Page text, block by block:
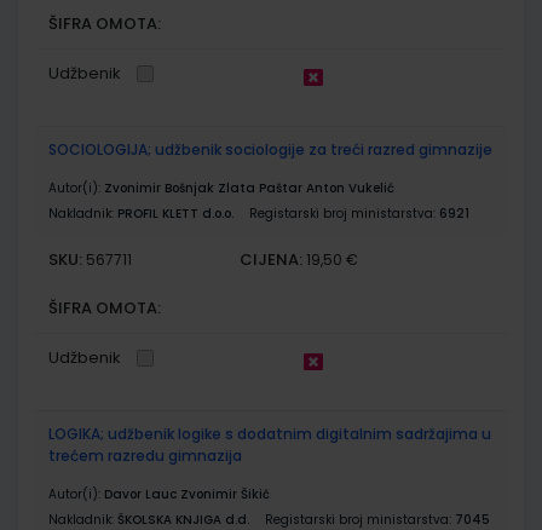
ŠIFRA OMOTA:
Udžbenik
SOCIOLOGIJA; udžbenik sociologije za treći razred gimnazije
Autor(i): Zvonimir Bošnjak Zlata Paštar Anton Vukelić
Nakladnik: PROFIL KLETT d.o.o. Registarski broj ministarstva: 6921
SKU: 567711 CIJENA: 19,50 €
ŠIFRA OMOTA:
Udžbenik
LOGIKA; udžbenik logike s dodatnim digitalnim sadržajima u
trećem razredu gimnazija
Autor(i): Davor Lauc Zvonimir Šikić
Nakladnik: ŠKOLSKA KNJIGA d.d. Registarski broj ministarstva: 7045